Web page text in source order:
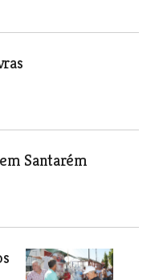
Santarém